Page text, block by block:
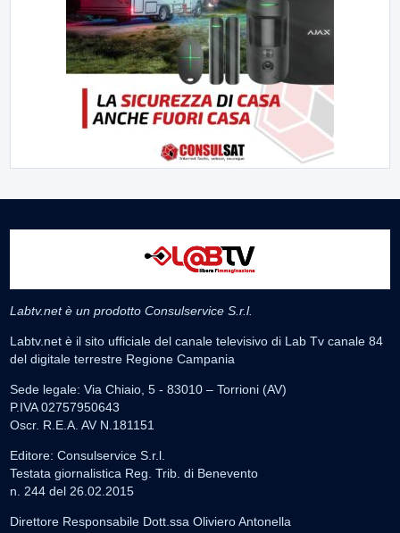
Labtv.net è un prodotto Consulservice S.r.l.
Labtv.net è il sito ufficiale del canale televisivo di Lab Tv canale 84
del digitale terrestre Regione Campania
Sede legale: Via Chiaio, 5 - 83010 – Torrioni (AV)
P.IVA 02757950643
Oscr. R.E.A. AV N.181151
Editore: Consulservice S.r.l.
Testata giornalistica Reg. Trib. di Benevento
n. 244 del 26.02.2015
Direttore Responsabile Dott.ssa Oliviero Antonella